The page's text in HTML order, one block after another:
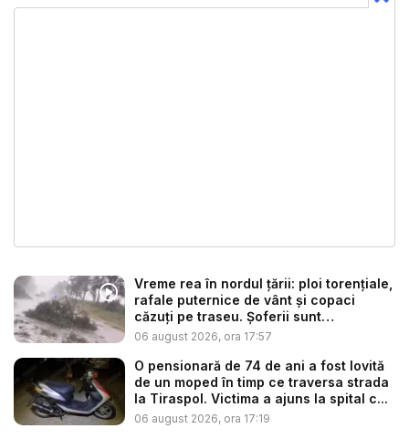
Vreme rea în nordul țării: ploi torențiale,
rafale puternice de vânt și copaci
căzuți pe traseu. Șoferii sunt
îndemnaț...
06 august 2026, ora 17:57
O pensionară de 74 de ani a fost lovită
de un moped în timp ce traversa strada
la Tiraspol. Victima a ajuns la spital c...
06 august 2026, ora 17:19